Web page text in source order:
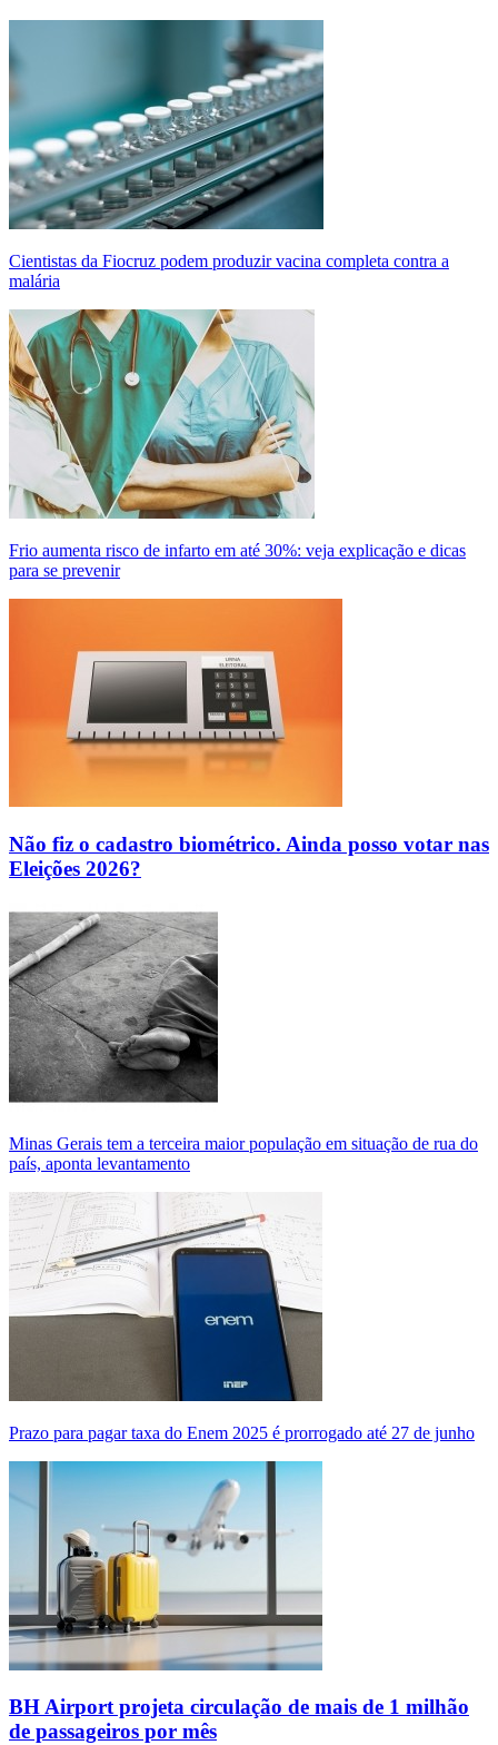
Cientistas da Fiocruz podem produzir vacina completa contra a
malária
Frio aumenta risco de infarto em até 30%: veja explicação e dicas
para se prevenir
Não fiz o cadastro biométrico. Ainda posso votar nas
Eleições 2026?
Minas Gerais tem a terceira maior população em situação de rua do
país, aponta levantamento
Prazo para pagar taxa do Enem 2025 é prorrogado até 27 de junho
BH Airport projeta circulação de mais de 1 milhão
de passageiros por mês